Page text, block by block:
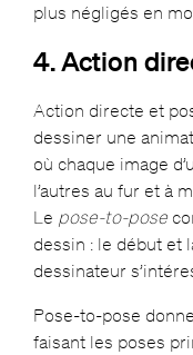
plus négligés en
4. Action
Action directe et
dessiner une
où chaque image
l’autres au fur et à
Le pose-to-pose
dessin : le début et
dessinateur
Pose-to-pose
faisant les poses